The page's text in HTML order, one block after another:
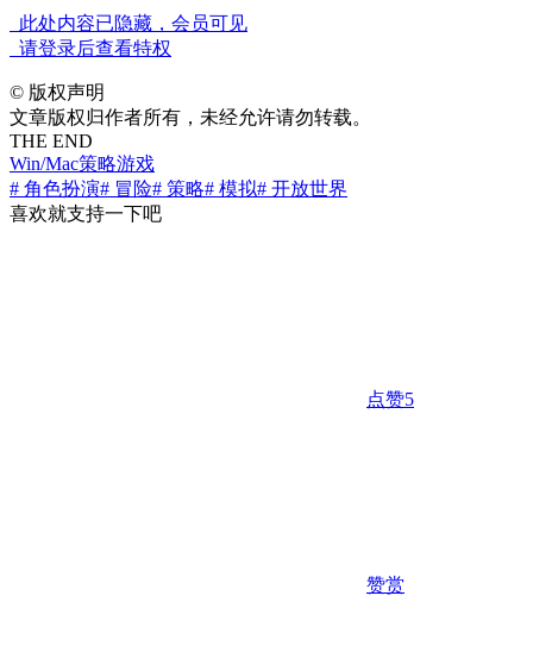
此处内容已隐藏，会员可见
请登录后查看特权
© 版权声明
文章版权归作者所有，未经允许请勿转载。
THE END
Win/Mac策略游戏
# 角色扮演# 冒险# 策略# 模拟# 开放世界
喜欢就支持一下吧
点赞5
赞赏